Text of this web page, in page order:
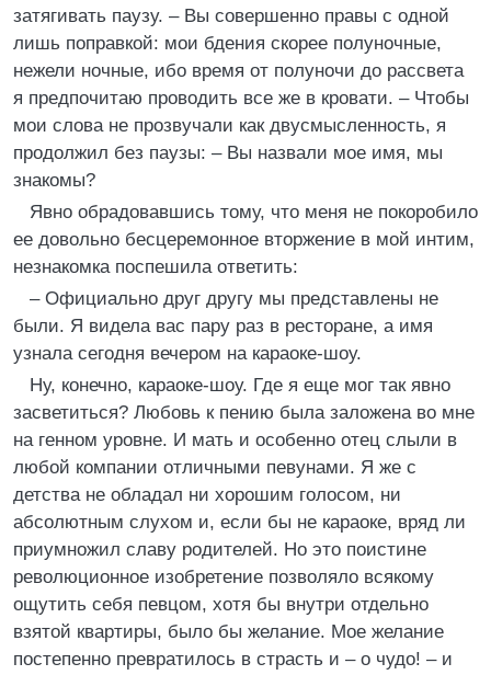
затягивать паузу. – Вы совершенно правы с одной
лишь поправкой: мои бдения скорее полуночные,
нежели ночные, ибо время от полуночи до рассвета
я предпочитаю проводить все же в кровати. – Чтобы
мои слова не прозвучали как двусмысленность, я
продолжил без паузы: – Вы назвали мое имя, мы
знакомы?
Явно обрадовавшись тому, что меня не покоробило
ее довольно бесцеремонное вторжение в мой интим,
незнакомка поспешила ответить:
– Официально друг другу мы представлены не
были. Я видела вас пару раз в ресторане, а имя
узнала сегодня вечером на караоке-шоу.
Ну, конечно, караоке-шоу. Где я еще мог так явно
засветиться? Любовь к пению была заложена во мне
на генном уровне. И мать и особенно отец слыли в
любой компании отличными певунами. Я же с
детства не обладал ни хорошим голосом, ни
абсолютным слухом и, если бы не караоке, вряд ли
приумножил славу родителей. Но это поистине
революционное изобретение позволяло всякому
ощутить себя певцом, хотя бы внутри отдельно
взятой квартиры, было бы желание. Мое желание
постепенно превратилось в страсть и – о чудо! – и